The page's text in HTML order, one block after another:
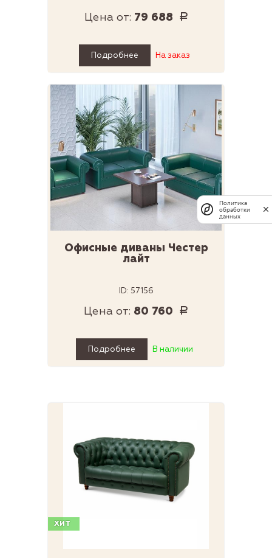
Цена от: 79 688 Р
Подробнее На заказ
Офисные диваны Честер
лайт
ID: 57156
Цена от: 80 760 Р
Подробнее В наличии
ХИТ
Политика
обработки
данных